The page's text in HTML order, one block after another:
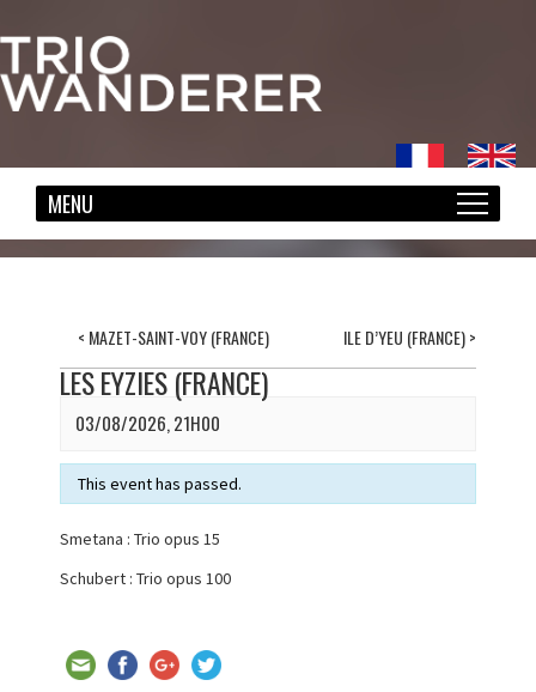
< MAZET-SAINT-VOY (FRANCE) ILE D’YEU (FRANCE)>
LES EYZIES (FRANCE)
03/08/2026, 21H00
This event has passed.
Smetana : Trio opus 15
Schubert : Trio opus 100